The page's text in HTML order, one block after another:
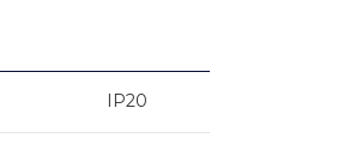
IP20